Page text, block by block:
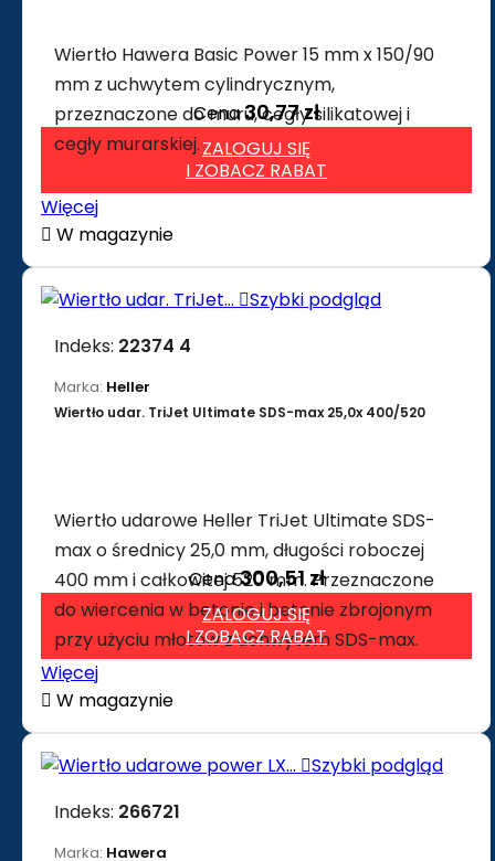
Wiertło Hawera Basic Power 15 mm x 150/90
mm z uchwytem cylindrycznym,
przeznaczone do muru, cegły silikatowej i
cegły murarskiej.
Cena30,77 zł
ZALOGUJ SIĘ
I ZOBACZ RABAT
Więcej
 W magazynie
Szybki podgląd
Indeks: 22374 4
Marka: Heller
Wiertło udar. TriJet Ultimate SDS-max 25,0x 400/520
Wiertło udarowe Heller TriJet Ultimate SDS-
max o średnicy 25,0 mm, długości roboczej
400 mm i całkowitej 520 mm. Przeznaczone
do wiercenia w betonie i betonie zbrojonym
przy użyciu młotów z uchwytem SDS-max.
Cena300,51 zł
ZALOGUJ SIĘ
I ZOBACZ RABAT
Więcej
 W magazynie
Szybki podgląd
Indeks: 266721
Marka: Hawera